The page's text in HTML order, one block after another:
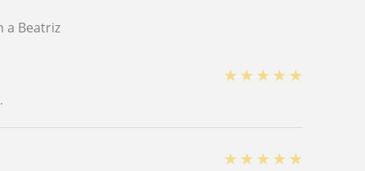
a Beatriz
★ ★ ★ ★ ★
★ ★ ★ ★ ★